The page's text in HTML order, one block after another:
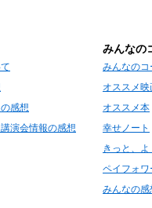
感想
演会情報の感想
みんなの
みんなの
オススメ映
オススメ本
幸せノート
きっと、
ペイフォワ
みんなの感